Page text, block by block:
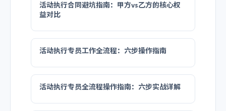
活动执行合同避坑指南：甲方vs乙方的核心权
益对比
活动执行专员工作全流程：六步操作指南
活动执行专员全流程操作指南：六步实战详解